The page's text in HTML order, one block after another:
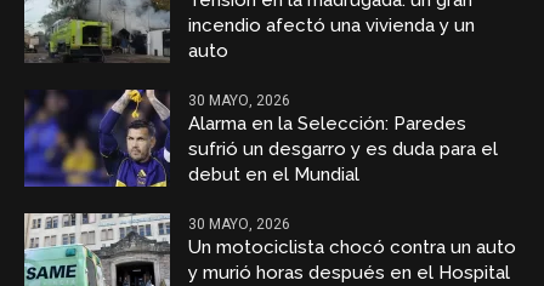
incendio afectó una vivienda y un
auto
30 MAYO, 2026
Alarma en la Selección: Paredes
sufrió un desgarro y es duda para el
debut en el Mundial
30 MAYO, 2026
Un motociclista chocó contra un auto
y murió horas después en el Hospital